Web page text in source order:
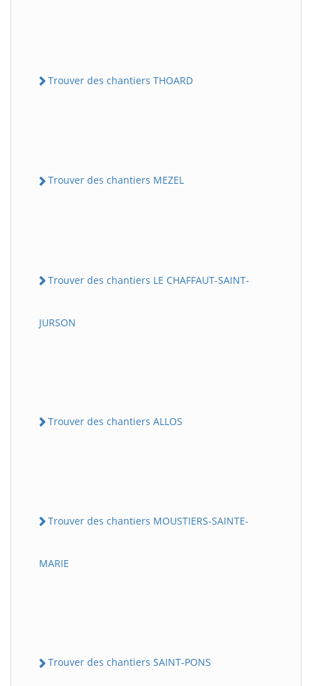
Trouver des chantiers THOARD
Trouver des chantiers MEZEL
Trouver des chantiers LE CHAFFAUT-SAINT-
JURSON
Trouver des chantiers ALLOS
Trouver des chantiers MOUSTIERS-SAINTE-
MARIE
Trouver des chantiers SAINT-PONS